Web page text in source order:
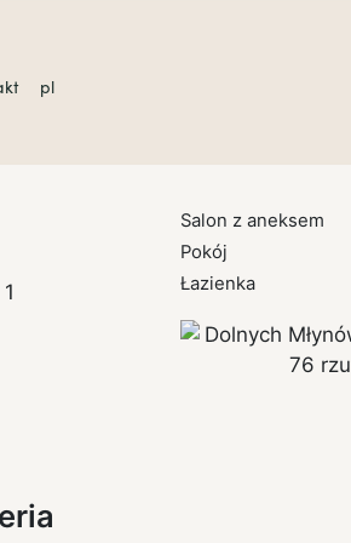
pl
Salon z aneksem
Pokój
Łazienka